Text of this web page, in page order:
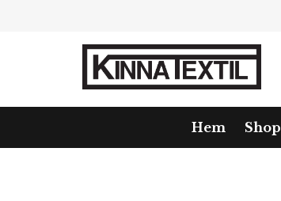
Hem Shop
Pattern 227